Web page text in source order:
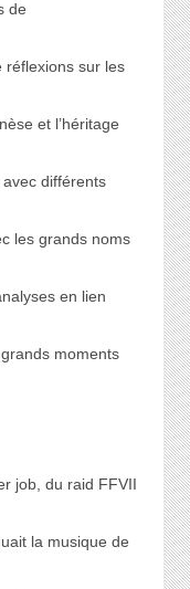
de
réflexions sur les
et l’héritage
différents
les grands noms
en lien
moments
job, du raid FFVII
la musique de